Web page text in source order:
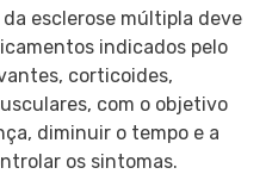
esclerose múltipla deve
indicados pelo
corticoides,
com o objetivo
diminuir o tempo e a
os sintomas.